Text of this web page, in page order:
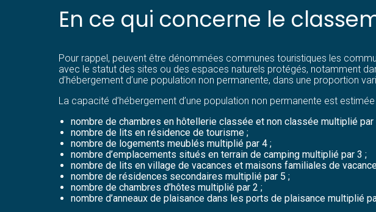
En ce qui concerne le
Pour rappel, peuvent être dénommées communes touristiques les
avec le statut des sites ou des espaces naturels protégés, notamment
d’hébergement d’une population non permanente, dans une proportion
La capacité d’hébergement d’une population non permanente est
nombre de chambres en hôtellerie classée et non classée multiplié par
nombre de lits en résidence de tourisme ;
nombre de logements meublés multiplié par 4 ;
nombre d’emplacements situés en terrain de camping multiplié par 3 ;
nombre de lits en village de vacances et maisons familiales de
nombre de résidences secondaires multiplié par 5 ;
nombre de chambres d’hôtes multiplié par 2 ;
nombre d’anneaux de plaisance dans les ports de plaisance multiplié